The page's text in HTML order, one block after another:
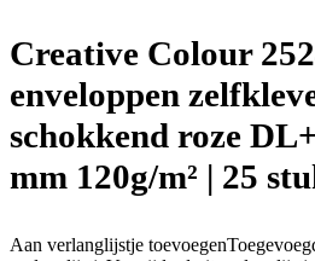
Creative Colour
enveloppen
schokkend roze
mm 120g/m² | 25
Aan verlanglijstje toevoegen